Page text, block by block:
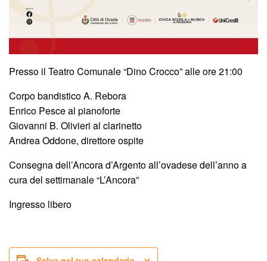
Presso il Teatro Comunale “Dino Crocco” alle ore 21:00
Corpo bandistico A. Rebora
Enrico Pesce al pianoforte
Giovanni B. Olivieri al clarinetto
Andrea Oddone, direttore ospite
Consegna dell’Ancora d’Argento all’ovadese dell’anno a
cura del settimanale “L’Ancora”
Ingresso libero